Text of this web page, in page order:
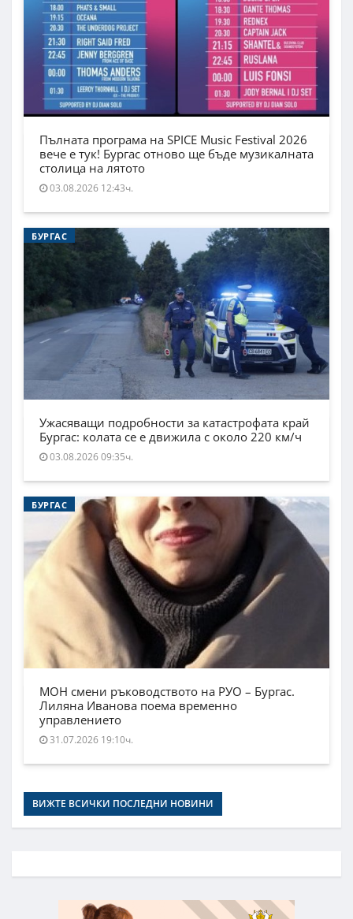
Пълната програма на SPICE Music Festival 2026
вече е тук! Бургас отново ще бъде музикалната
столица на лятото
03.08.2026 12:43ч.
БУРГАС
Ужасяващи подробности за катастрофата край
Бургас: колата се е движила с около 220 км/ч
03.08.2026 09:35ч.
БУРГАС
МОН смени ръководството на РУО – Бургас.
Лиляна Иванова поема временно
управлението
31.07.2026 19:10ч.
ВИЖТЕ ВСИЧКИ ПОСЛЕДНИ НОВИНИ